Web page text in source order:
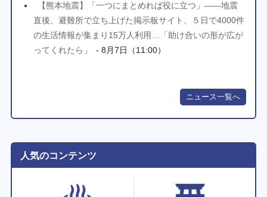
【熊本地震】「一つにまとめれば役に立つ」――地震
直後、避難所で立ち上げた掲示板サイト、５日で4000件
の生活情報が集まり15万人利用…「助け合いの形が広が
ってくれたら」
- 8月7日（11:00）
ニュース一覧へ
人気のコンテンツ